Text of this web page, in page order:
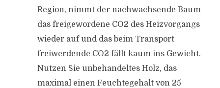
Region, nimmt der nachwachsende Baum
das freigewordene CO2 des Heizvorgangs
wieder auf und das beim Transport
freiwerdende CO2 fällt kaum ins Gewicht.
Nutzen Sie unbehandeltes Holz, das
maximal einen Feuchtegehalt von 25